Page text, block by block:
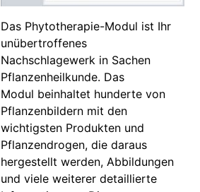
Das Phytotherapie-Modul ist Ihr
unübertroffenes
Nachschlagewerk in Sachen
Pflanzenheilkunde. Das
Modul beinhaltet hunderte von
Pflanzenbildern mit den
wichtigsten Produkten und
Pflanzendrogen, die daraus
hergestellt werden, Abbildungen
und viele weiterer detaillierte